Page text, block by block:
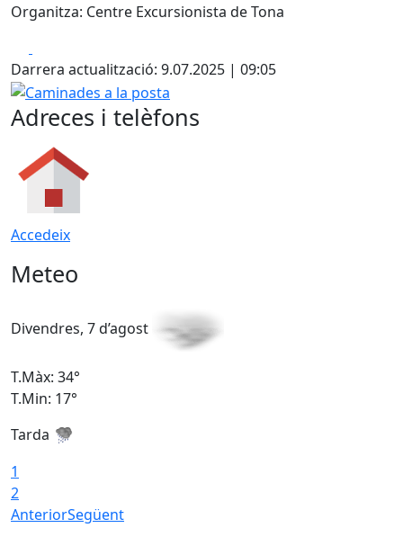
Organitza: Centre Excursionista de Tona
Darrera actualització: 9.07.2025 | 09:05
Caminades a la posta
Adreces i telèfons
Accedeix
Meteo
Divendres, 7 d’agost
T.Màx: 34°
T.Min: 17°
Tarda
1
2
AnteriorSegüent